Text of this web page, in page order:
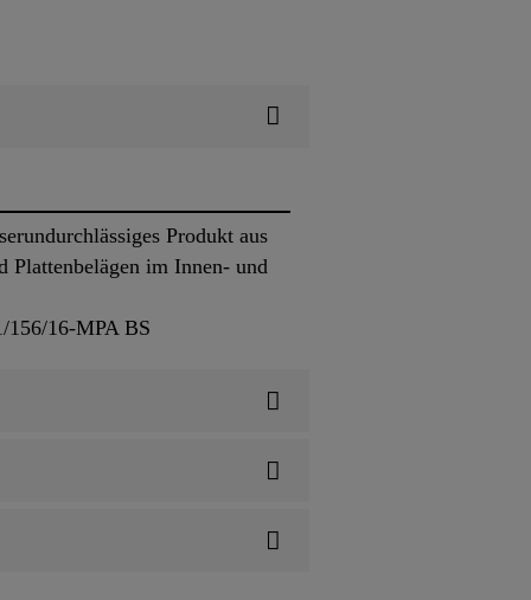
Produkt aus
Plattenbelägen im Innen- und
156/16-MPA BS